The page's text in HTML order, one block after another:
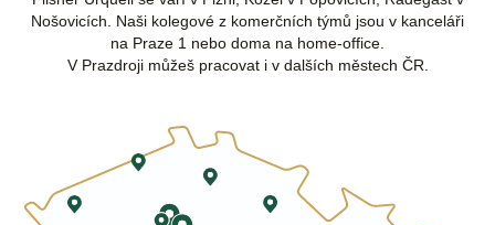
Nošovicích. Naši kolegové z komerčních týmů jsou v kanceláři
na Praze 1 nebo doma na home-office.
V Prazdroji můžeš pracovat i v dalších městech ČR.